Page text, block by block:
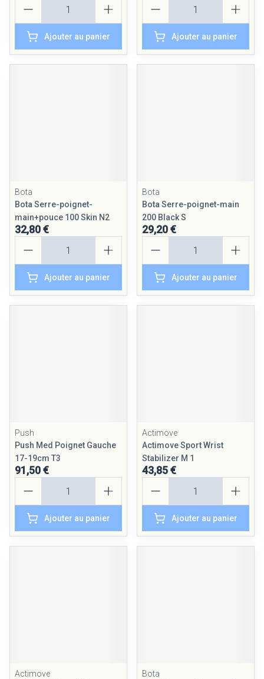
Ajouter au panier Ajouter au panier
Bota
Bota Serre-poignet-
main+pouce 100 Skin N2
32,80 €
Ajouter au panier
Bota
Bota Serre-poignet-main
200 Black S
29,20 €
Ajouter au panier
Push
Push Med Poignet Gauche
17-19cm T3
91,50 €
Ajouter au panier
Actimove
Actimove Sport Wrist
Stabilizer M 1
43,85 €
Ajouter au panier
Actimove
Bota